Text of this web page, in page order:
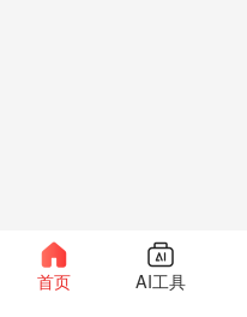
首页 AI工具